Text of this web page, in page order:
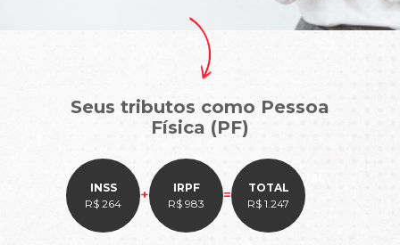
Seus tributos como Pessoa
Física (PF)
INSS
R$ 264
+
IRPF
R$ 983
=
TOTAL
R$ 1.247